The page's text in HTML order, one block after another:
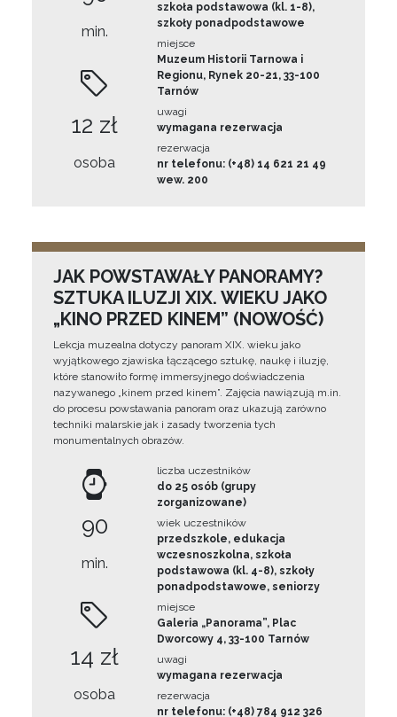
min.
12 zł
osoba
szkoła podstawowa (kl. 1-8),
szkoły ponadpodstawowe
miejsce
Muzeum Historii Tarnowa i
Regionu, Rynek 20-21, 33-100
Tarnów
uwagi
wymagana rezerwacja
rezerwacja
nr telefonu: (+48) 14 621 21 49
wew. 200
JAK POWSTAWAŁY PANORAMY?
SZTUKA ILUZJI XIX. WIEKU JAKO
„KINO PRZED KINEM” (NOWOŚĆ)
Lekcja muzealna dotyczy panoram XIX. wieku jako
wyjątkowego zjawiska łączącego sztukę, naukę i iluzję,
które stanowiło formę immersyjnego doświadczenia
nazywanego „kinem przed kinem”. Zajęcia nawiązują m.in.
do procesu powstawania panoram oraz ukazują zarówno
techniki malarskie jak i zasady tworzenia tych
monumentalnych obrazów.
90
min.
14 zł
osoba
liczba uczestników
do 25 osób (grupy
zorganizowane)
wiek uczestników
przedszkole, edukacja
wczesnoszkolna, szkoła
podstawowa (kl. 4-8), szkoły
ponadpodstawowe, seniorzy
miejsce
Galeria „Panorama”, Plac
Dworcowy 4, 33-100 Tarnów
uwagi
wymagana rezerwacja
rezerwacja
nr telefonu: (+48) 784 912 326